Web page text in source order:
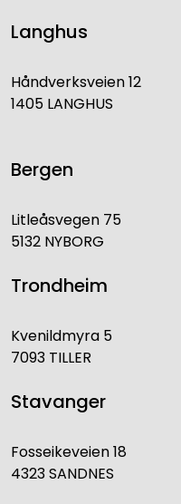
Langhus
Håndverksveien 12
1405 LANGHUS
Bergen
Litleåsvegen 75
5132 NYBORG
Trondheim
Kvenildmyra 5
7093 TILLER
Stavanger
Fosseikeveien 18
4323 SANDNES